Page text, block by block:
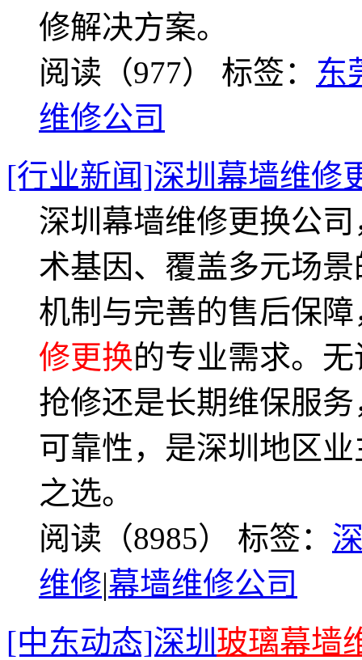
修解决方案。
阅读（977） 标签： 东
维修公司
[行业新闻]深圳幕墙维修
深圳幕墙维修更换公
术基因、覆盖多元场
机制与完善的售后保
修更换的专业需求。
抢修还是长期维保服
可靠性，是深圳地区
之选。
阅读（8985） 标签：
维修|幕墙维修公司
[中东动态]深圳 玻璃幕墙